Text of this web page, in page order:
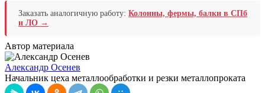
Заказать аналогичную работу: Колонны, фермы, балки в СПб
и ЛО →
Автор материала
Александр Осенев
Начальник цеха металлообработки и резки металлопроката